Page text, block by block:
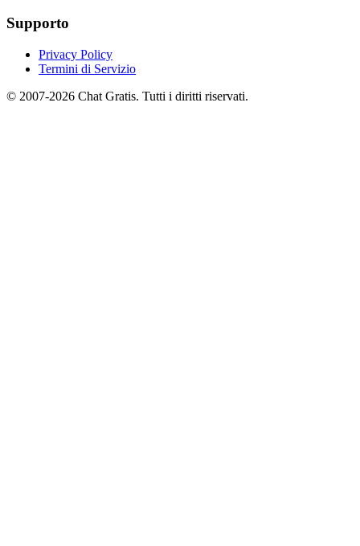
Supporto
Privacy Policy
Termini di Servizio
© 2007-2026 Chat Gratis. Tutti i diritti riservati.